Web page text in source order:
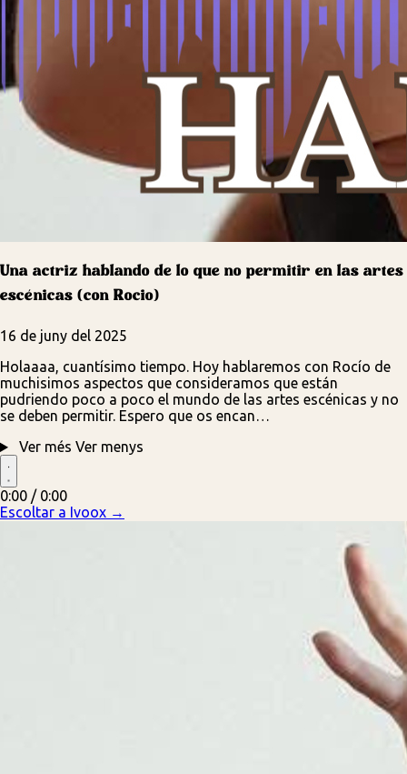
Una actriz hablando de lo que no permitir en las artes
escénicas (con Rocio)
16 de juny del 2025
Holaaaa, cuantísimo tiempo. Hoy hablaremos con Rocío de
muchisimos aspectos que consideramos que están
pudriendo poco a poco el mundo de las artes escénicas y no
se deben permitir. Espero que os encan…
Ver més Ver menys
0:00 / 0:00
Escoltar a Ivoox →